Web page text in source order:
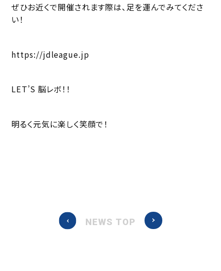
ぜひお近くで開催されます際は、足を運んでみてくださ
い！
https://jdleague.jp
LET’S 脳レボ！！
明るく元気に楽しく笑顔で！
NEWS TOP